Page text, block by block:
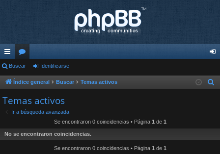
nl
ac
es
rá
do
or
os nti
Buscar Identificarse
Índice general Buscar Temas activos
Temas activos
Ir a búsqueda avanzada
Se encontraron 0 coincidencias • Página 1 de 1
No se encontraron coincidencias.
Se encontraron 0 coincidencias • Página 1 de 1